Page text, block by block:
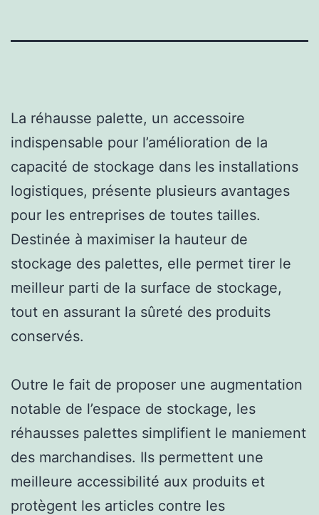
La réhausse palette, un accessoire
indispensable pour l’amélioration de la
capacité de stockage dans les installations
logistiques, présente plusieurs avantages
pour les entreprises de toutes tailles.
Destinée à maximiser la hauteur de
stockage des palettes, elle permet tirer le
meilleur parti de la surface de stockage,
tout en assurant la sûreté des produits
conservés.
Outre le fait de proposer une augmentation
notable de l’espace de stockage, les
réhausses palettes simplifient le maniement
des marchandises. Ils permettent une
meilleure accessibilité aux produits et
protègent les articles contre les